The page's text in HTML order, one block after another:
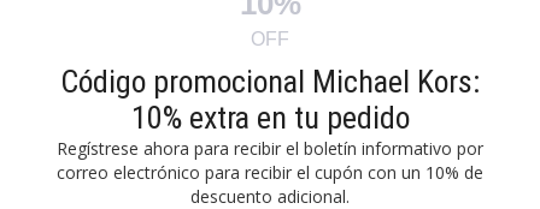
OFF
Código promocional Michael Kors:
10% extra en tu pedido
Regístrese ahora para recibir el boletín informativo por
correo electrónico para recibir el cupón con un 10% de
descuento adicional.